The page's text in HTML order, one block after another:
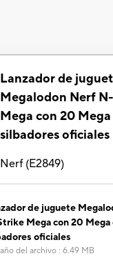
Lanzador de
Megalodon Nerf
Mega con 20
silbadores oficiales
Nerf(E2849)
de juguete
Mega con 20 Mega
oficiales
del archivo: 6.49 MB